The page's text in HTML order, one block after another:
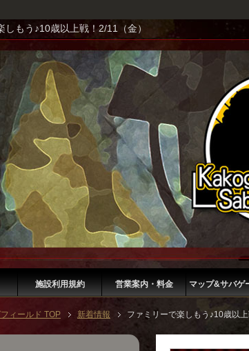
しもう♪10歳以上戦！2/11（金）
施設利用規約 営業案内・料金 マップ&サバゲ
ィールド TOP 新着情報 ファミリーで楽しもう♪10歳以上